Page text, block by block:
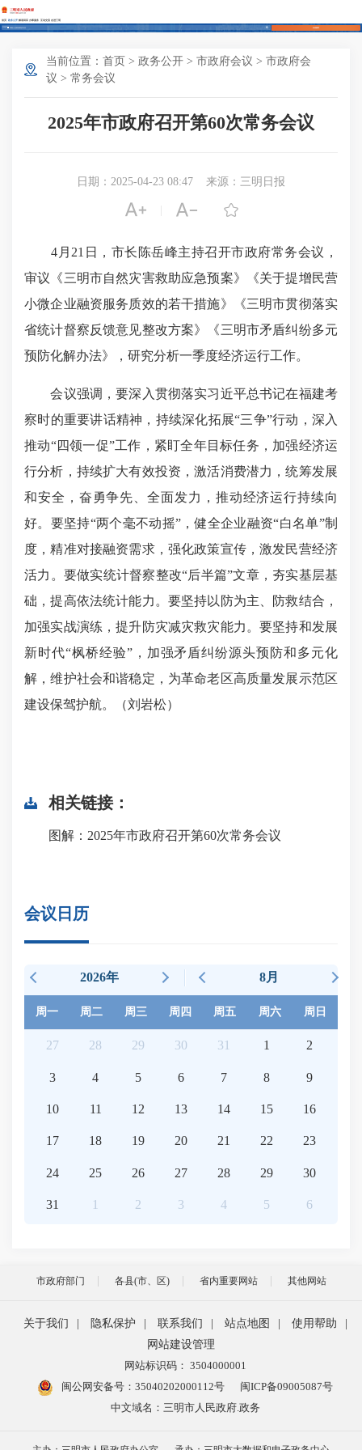
政务公开 解读回应 办事服务 互动交流 走进三明
当前位置： 首页 > 政务公开 > 市政府会议 > 市政府会
议 > 常务会议
2025年市政府召开第60次常务会议
日期：2025-04-23 08:47 来源：三明日报
  
4月21日，市长陈岳峰主持召开市政府常务会议，
审议《三明市自然灾害救助应急预案》《关于提增民营
小微企业融资服务质效的若干措施》《三明市贯彻落实
省统计督察反馈意见整改方案》《三明市矛盾纠纷多元
预防化解办法》，研究分析一季度经济运行工作。
会议强调，要深入贯彻落实习近平总书记在福建考
察时的重要讲话精神，持续深化拓展“三争”行动，深入
推动“四领一促”工作，紧盯全年目标任务，加强经济运
行分析，持续扩大有效投资，激活消费潜力，统筹发展
和安全，奋勇争先、全面发力，推动经济运行持续向
好。要坚持“两个毫不动摇”，健全企业融资“白名单”制
度，精准对接融资需求，强化政策宣传，激发民营经济
活力。要做实统计督察整改“后半篇”文章，夯实基层基
础，提高依法统计能力。要坚持以防为主、防救结合，
加强实战演练，提升防灾减灾救灾能力。要坚持和发展
新时代“枫桥经验”，加强矛盾纠纷源头预防和多元化
解，维护社会和谐稳定，为革命老区高质量发展示范区
建设保驾护航。（刘岩松）
相关链接：
图解：2025年市政府召开第60次常务会议
会议日历
2026年 8月
周一 周二 周三 周四 周五 周六 周日
27 28 29 30 31 1 2
3 4 5 6 7 8 9
10 11 12 13 14 15 16
17 18 19 20 21 22 23
24 25 26 27 28 29 30
31 1 2 3 4 5 6
市政府部门 各县(市、区) 省内重要网站 其他网站
关于我们 隐私保护 联系我们 站点地图 使用帮助
网站建设管理
网站标识码： 3504000001
闽公网安备号： 35040202000112号
闽ICP备09005087号
中文域名：三明市人民政府.政务